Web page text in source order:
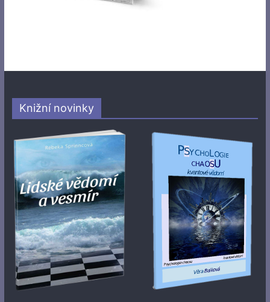
Knižní novinky